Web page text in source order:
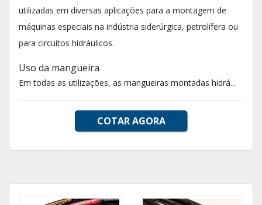
utilizadas em diversas aplicações para a montagem de
máquinas especiais na indústria siderúrgica, petrolífera ou
para circuitos hidráulicos.
Uso da mangueira
Em todas as utilizações, as mangueiras montadas hidrá...
COTAR AGORA